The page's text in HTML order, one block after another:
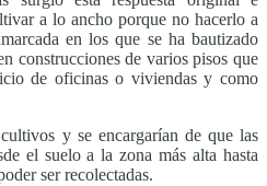
a lo ancho porque no hacerlo a
en los que se ha bautizado
construcciones de varios pisos que
de oficinas o viviendas y como
y se encargarían de que las
el suelo a la zona más alta hasta
ser recolectadas.